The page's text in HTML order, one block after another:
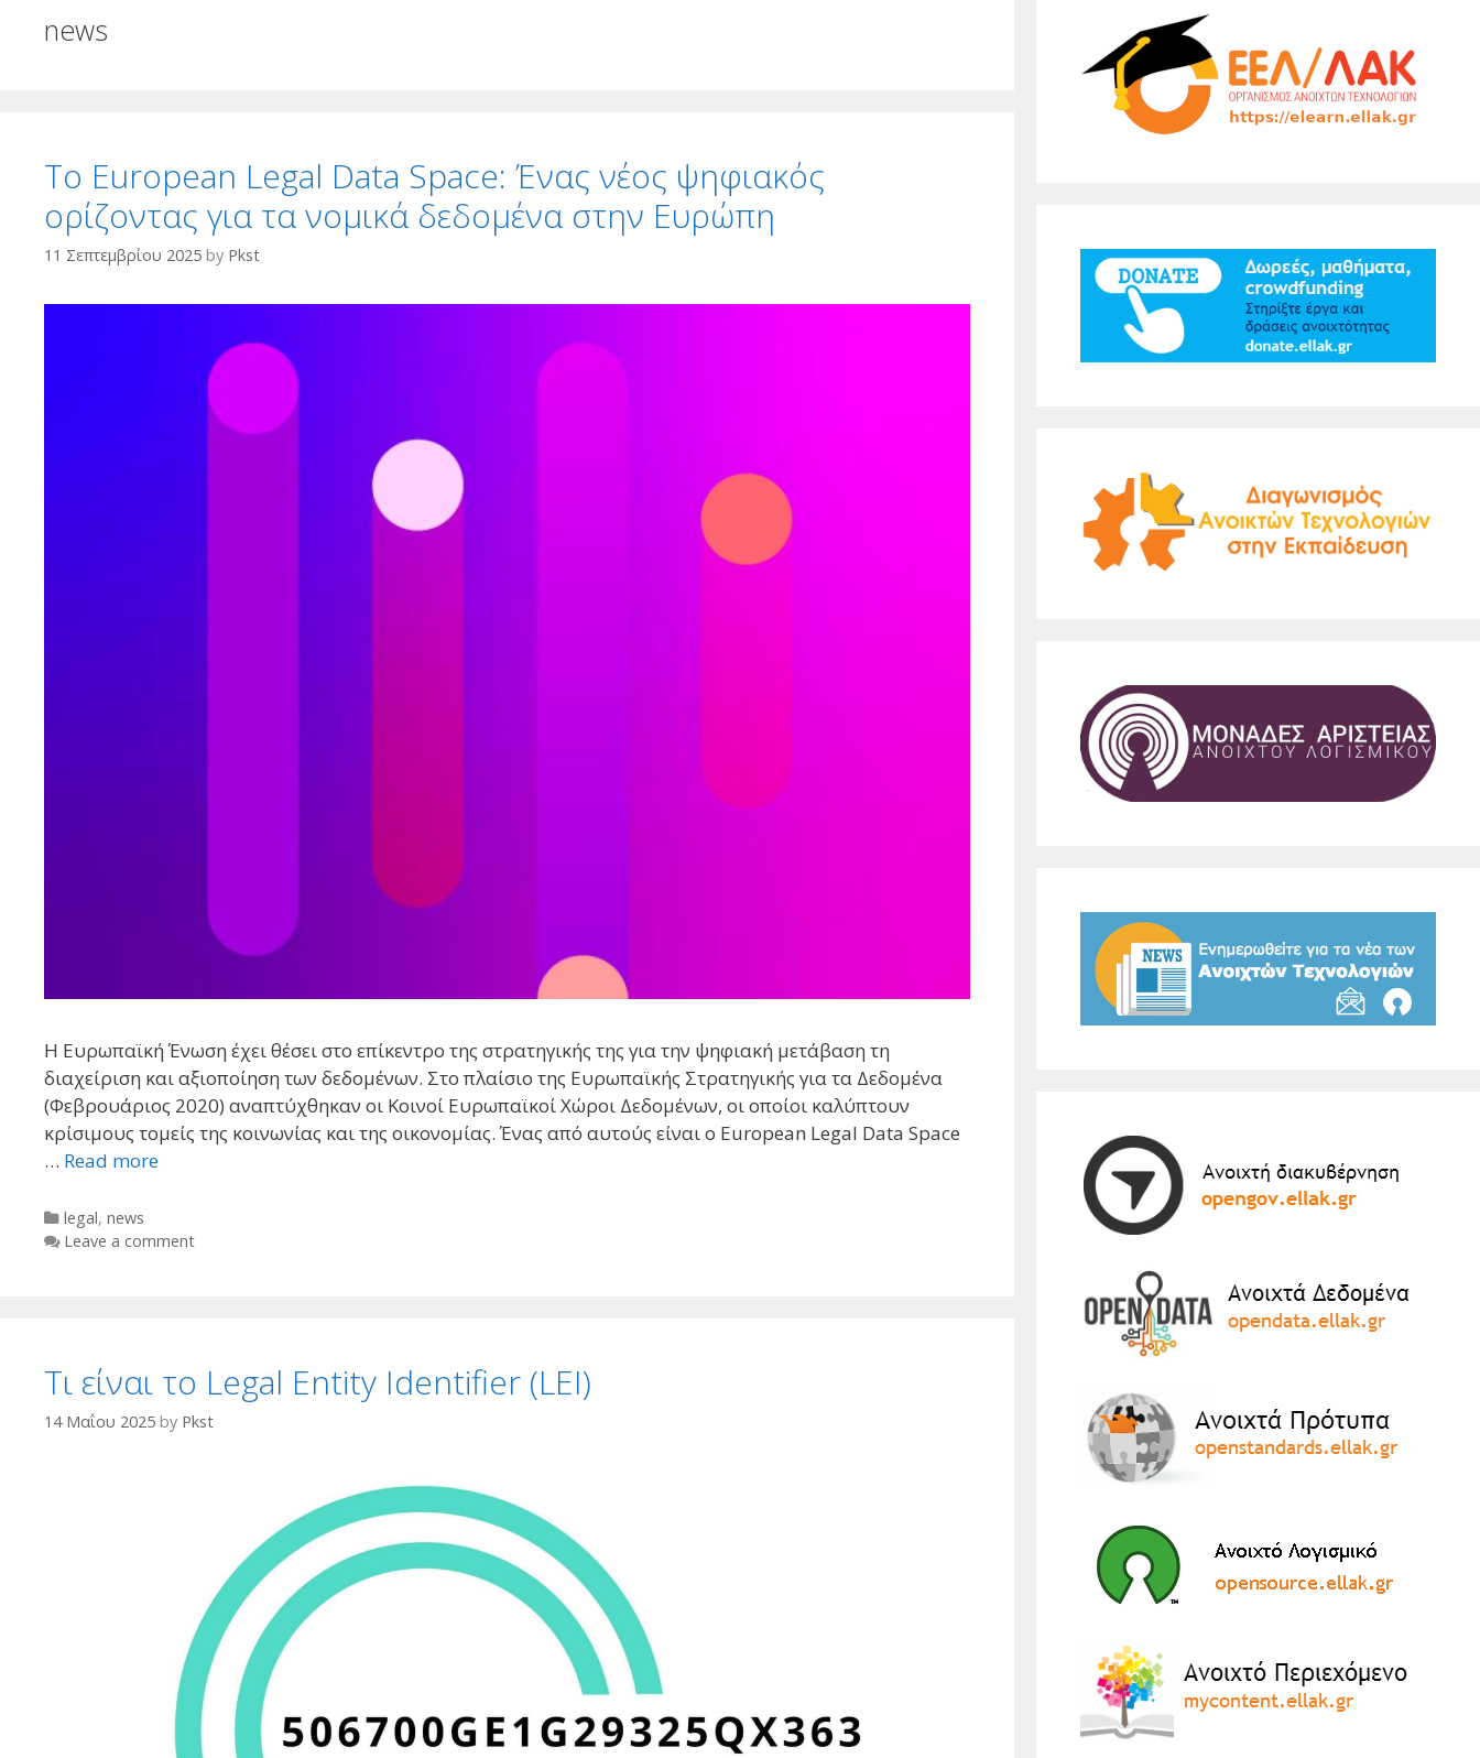
news
Το European Legal Data Space: Ένας νέος ψηφιακός
ορίζοντας για τα νομικά δεδομένα στην Ευρώπη
11 Σεπτεμβρίου 2025 by Pkst
Η Ευρωπαϊκή Ένωση έχει θέσει στο επίκεντρο της στρατηγικής της για την ψηφιακή μετάβαση τη
διαχείριση και αξιοποίηση των δεδομένων. Στο πλαίσιο της Ευρωπαϊκής Στρατηγικής για τα Δεδομένα
(Φεβρουάριος 2020) αναπτύχθηκαν οι Κοινοί Ευρωπαϊκοί Χώροι Δεδομένων, οι οποίοι καλύπτουν
κρίσιμους τομείς της κοινωνίας και της οικονομίας. Ένας από αυτούς είναι ο European Legal Data Space
… Read more
Categories
legal, news
Leave a comment
Τι είναι το Legal Entity Identifier (LEI)
14 Μαΐου 2025 by Pkst